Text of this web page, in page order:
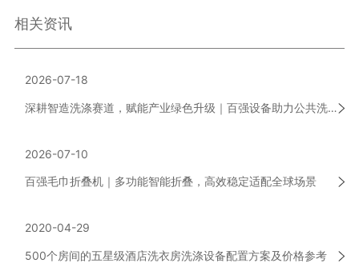
相关资讯
2026-07-18
深耕智造洗涤赛道，赋能产业绿色升级｜百强设备助力公共洗涤行业高质量发展
2026-07-10
百强毛巾折叠机｜多功能智能折叠，高效稳定适配全球场景
2020-04-29
500个房间的五星级酒店洗衣房洗涤设备配置方案及价格参考